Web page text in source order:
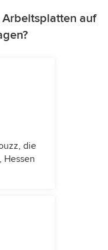
Arbeitsplatten auf
die
Hessen